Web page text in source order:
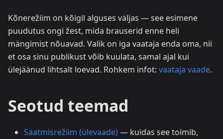
Kõnerežiim on kõigil alguses väljas — see esimene
puudutus ongi žest, mida brauserid enne heli
mängimist nõuavad. Valik on iga vaataja enda oma, nii
et osa sinu publikust võib kuulata, samal ajal kui
ülejäänud lihtsalt loevad. Rohkem infot: vaataja vaade.
Seotud teemad
Saatmisrežiim (ülevaade)— kuidas see toimib,